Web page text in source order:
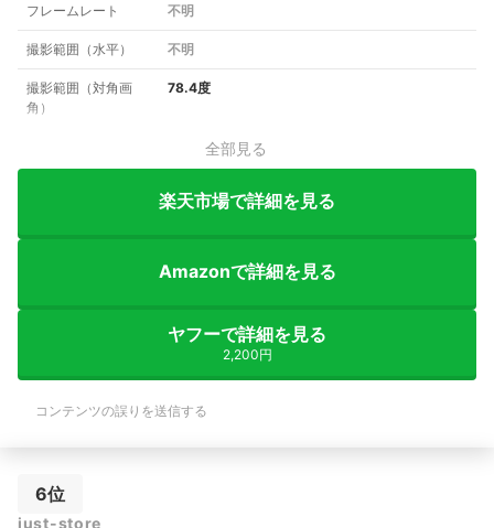
フレームレート 不明
撮影範囲（水平） 不明
撮影範囲（対角画
角）
78.4度
全部見る
楽天市場で詳細を見る
Amazonで詳細を見る
ヤフーで詳細を見る
2,200円
コンテンツの誤りを送信する
6位
just-store